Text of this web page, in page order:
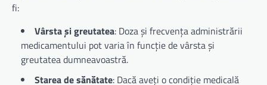
fi:
Vârsta și greutatea: Doza și frecvența administrării
medicamentului pot varia în funcție de vârsta și
greutatea dumneavoastră.
Starea de sănătate: Dacă aveți o condiție medicală